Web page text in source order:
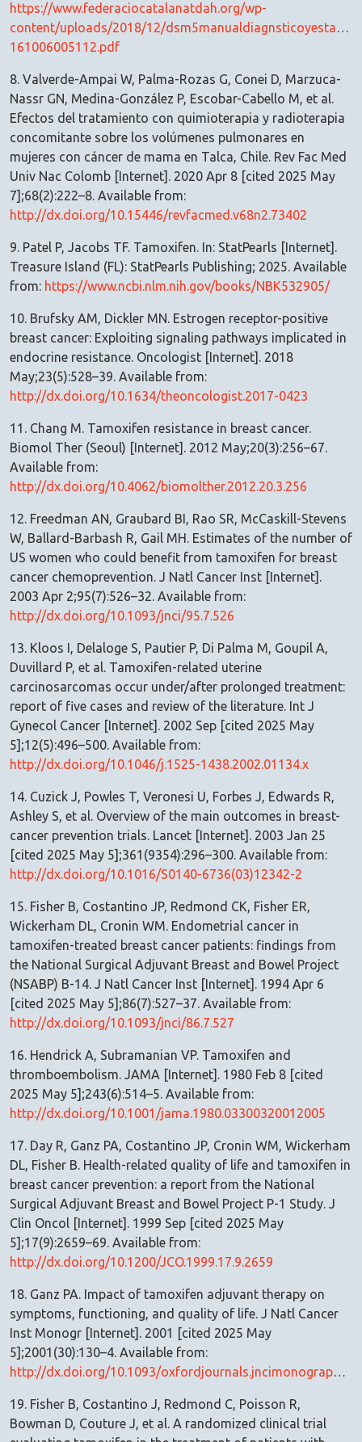
https://www.federaciocatalanatdah.org/wp-
content/uploads/2018/12/
161006005112.pdf
8. Valverde-Ampai W, Palma-Rozas G, Conei D, Marzuca-
Nassr GN, Medina-González P, Escobar-Cabello M, et al.
Efectos del tratamiento con quimioterapia y radioterapia
concomitante sobre los volúmenes pulmonares en
mujeres con cáncer de mama en Talca, Chile. Rev Fac Med
Univ Nac Colomb [Internet]. 2020 Apr 8 [cited 2025 May
7];68(2):222–8. Available from:
http://dx.doi.org/10.15446/revfacmed.v68n2.73402
9. Patel P, Jacobs TF. Tamoxifen. In: StatPearls [Internet].
Treasure Island (FL): StatPearls Publishing; 2025. Available
from: https://www.ncbi.nlm.nih.gov/books/NBK532905/
10. Brufsky AM, Dickler MN. Estrogen receptor-positive
breast cancer: Exploiting signaling pathways implicated in
endocrine resistance. Oncologist [Internet]. 2018
May;23(5):528–39. Available from:
http://dx.doi.org/10.1634/theoncologist.2017-0423
11. Chang M. Tamoxifen resistance in breast cancer.
Biomol Ther (Seoul) [Internet]. 2012 May;20(3):256–67.
Available from:
http://dx.doi.org/10.4062/biomolther.2012.20.3.256
12. Freedman AN, Graubard BI, Rao SR, McCaskill-Stevens
W, Ballard-Barbash R, Gail MH. Estimates of the number of
US women who could benefit from tamoxifen for breast
cancer chemoprevention. J Natl Cancer Inst [Internet].
2003 Apr 2;95(7):526–32. Available from:
http://dx.doi.org/10.1093/jnci/95.7.526
13. Kloos I, Delaloge S, Pautier P, Di Palma M, Goupil A,
Duvillard P, et al. Tamoxifen-related uterine
carcinosarcomas occur under/after prolonged treatment:
report of five cases and review of the literature. Int J
Gynecol Cancer [Internet]. 2002 Sep [cited 2025 May
5];12(5):496–500. Available from:
http://dx.doi.org/10.1046/j.1525-1438.2002.01134.x
14. Cuzick J, Powles T, Veronesi U, Forbes J, Edwards R,
Ashley S, et al. Overview of the main outcomes in breast-
cancer prevention trials. Lancet [Internet]. 2003 Jan 25
[cited 2025 May 5];361(9354):296–300. Available from:
http://dx.doi.org/10.1016/S0140-6736(03)12342-2
15. Fisher B, Costantino JP, Redmond CK, Fisher ER,
Wickerham DL, Cronin WM. Endometrial cancer in
tamoxifen-treated breast cancer patients: findings from
the National Surgical Adjuvant Breast and Bowel Project
(NSABP) B-14. J Natl Cancer Inst [Internet]. 1994 Apr 6
[cited 2025 May 5];86(7):527–37. Available from:
http://dx.doi.org/10.1093/jnci/86.7.527
16. Hendrick A, Subramanian VP. Tamoxifen and
thromboembolism. JAMA [Internet]. 1980 Feb 8 [cited
2025 May 5];243(6):514–5. Available from:
http://dx.doi.org/10.1001/jama.1980.03300320012005
17. Day R, Ganz PA, Costantino JP, Cronin WM, Wickerham
DL, Fisher B. Health-related quality of life and tamoxifen in
breast cancer prevention: a report from the National
Surgical Adjuvant Breast and Bowel Project P-1 Study. J
Clin Oncol [Internet]. 1999 Sep [cited 2025 May
5];17(9):2659–69. Available from:
http://dx.doi.org/10.1200/JCO.1999.17.9.2659
18. Ganz PA. Impact of tamoxifen adjuvant therapy on
symptoms, functioning, and quality of life. J Natl Cancer
Inst Monogr [Internet]. 2001 [cited 2025 May
5];2001(30):130–4. Available from:
http://dx.doi.org/10.1093/oxfordjournals.jncimonographs.a003450
19. Fisher B, Costantino J, Redmond C, Poisson R,
Bowman D, Couture J, et al. A randomized clinical trial